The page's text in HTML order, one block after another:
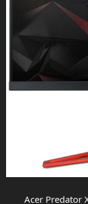
Acer Predator